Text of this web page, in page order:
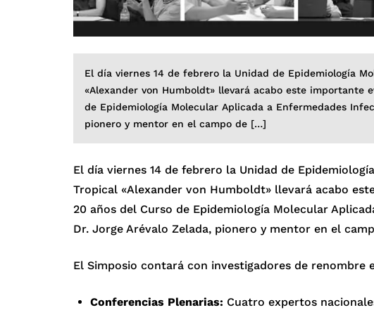
El día viernes 14 de febrero la Unidad de Epidemiología
«Alexander von Humboldt» llevará acabo este importante
de Epidemiología Molecular Aplicada a Enfermedades
pionero y mentor en el campo de […]
El día viernes 14 de febrero la Unidad de
Tropical «Alexander von Humboldt» llevará acabo
20 años del Curso de Epidemiología Molecular
Dr. Jorge Arévalo Zelada, pionero y mentor en el
El Simposio contará con investigadores de renombre
Conferencias Plenarias: Cuatro expertos